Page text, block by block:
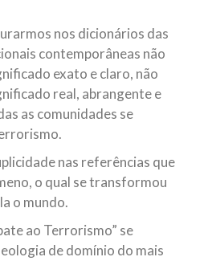
de Abril, o Centro Islâmico no
Islâmica do Irã, Sr. Kamal
visitando
nos dicionários das
contemporâneas não
exato e claro, não
real, abrangente e
as comunidades se
nas referências que
o qual se transformou
o mundo.
ao Terrorismo” se
de domínio do mais